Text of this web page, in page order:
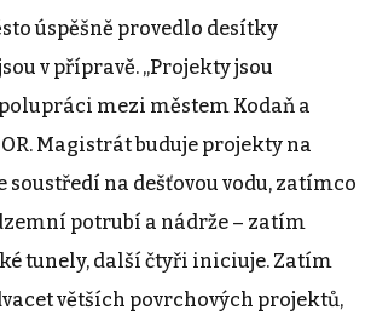
úspěšně provedlo desítky
v přípravě. „Projekty jsou
mezi městem Kodaň a
Magistrát buduje projekty na
soustředí na dešťovou vodu, zatímco
potrubí a nádrže – zatím
tunely, další čtyři iniciuje. Zatím
větších povrchových projektů,